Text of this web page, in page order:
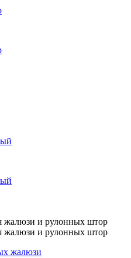
жалюзи и рулонных штор
жалюзи и рулонных штор
жалюзи